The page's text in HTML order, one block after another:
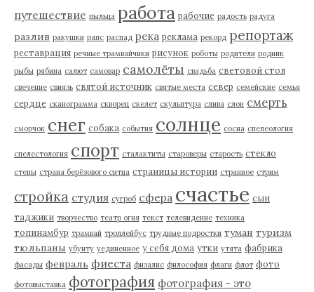
путешествие пыльца работа рабочие радость радуга
разлив ракушки рапс распад река реклама рекорд репортаж
реставрация речные трамвайчики рисунок роботы родители родник
рыбы рябина салют самовар самолёты свадьба световой стол
свечение свиязь святой источник святые места север семейские семья
сердце сканограмма скворец скелет скульптура слива слон смерть
сморчок снег собака события солнце сосна спелеология
спелестология спорт сталактиты староверы старость стекло
стены страна берёзового ситца страницы истории странное стрим
стройка студия сугроб сфера счастье сын
таджики творчество театр огня текст телевидение техника
топинамбур трамвай троллейбус трудные подростки туман туризм
тюльпаны убунту уединенное у себя дома утки утята фабрика
фасады февраль фиеста физалис философия флаги флот фото
фотовыставка фотография фотография - это